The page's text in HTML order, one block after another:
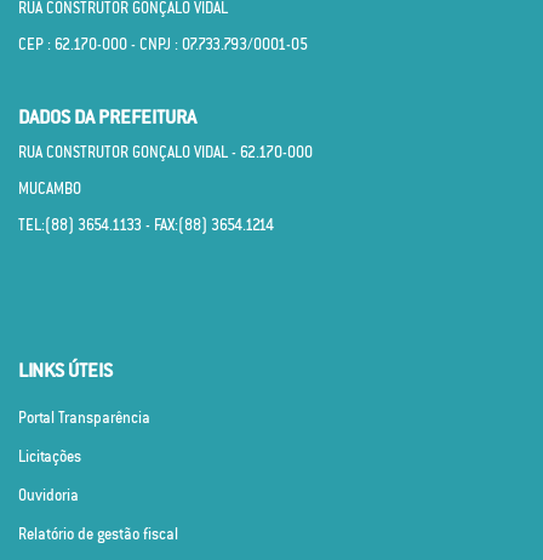
RUA CONSTRUTOR GONÇALO VIDAL
CEP : 62.170­-000 - CNPJ : 07.733.793/0001­-05
DADOS DA PREFEITURA
RUA CONSTRUTOR GONÇALO VIDAL - 62.170­-000
MUCAMBO
TEL:(88) 3654.1133 - FAX:(88) 3654.1214
LINKS ÚTEIS
Portal Transparência
Licitações
Ouvidoria
Relatório de gestão fiscal